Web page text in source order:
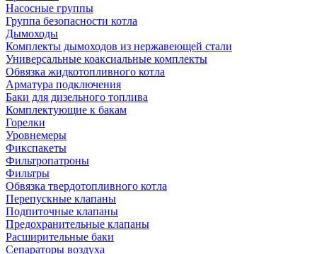
Насосные группы
Группа безопасности котла
Дымоходы
Комплекты дымоходов из нержавеющей стали
Универсальные коаксиальные комплекты
Обвязка жидкотопливного котла
Арматура подключения
Баки для дизельного топлива
Комплектующие к бакам
Горелки
Уровнемеры
Фикспакеты
Фильтропатроны
Фильтры
Обвязка твердотопливного котла
Перепускные клапаны
Подпиточные клапаны
Предохранительные клапаны
Расширительные баки
Сепараторы воздуха